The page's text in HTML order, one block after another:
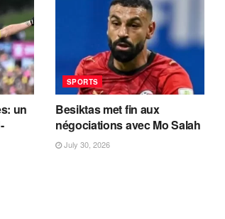
un
SPORTS
Besiktas met fin aux
négociations avec Mo Salah
July 30, 2026